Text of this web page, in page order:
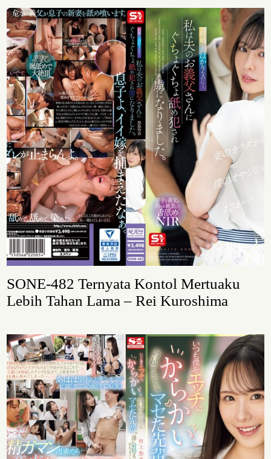
SONE-482 Ternyata Kontol Mertuaku
Lebih Tahan Lama – Rei Kuroshima